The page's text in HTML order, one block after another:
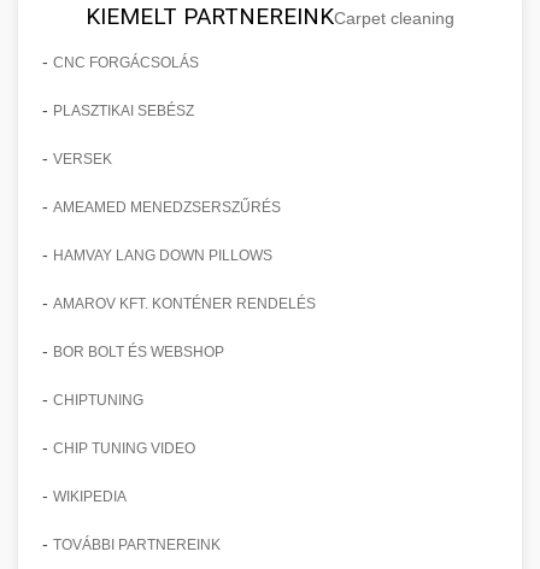
KIEMELT PARTNEREINKCarpet cleaning
- CNC FORGÁCSOLÁS
- PLASZTIKAI SEBÉSZ
- VERSEK
- AMEAMED MENEDZSERSZŰRÉS
- HAMVAY LANG DOWN PILLOWS
- AMAROV KFT. KONTÉNER RENDELÉS
- BOR BOLT ÉS WEBSHOP
- CHIPTUNING
- CHIP TUNING VIDEO
- WIKIPEDIA
- TOVÁBBI PARTNEREINK